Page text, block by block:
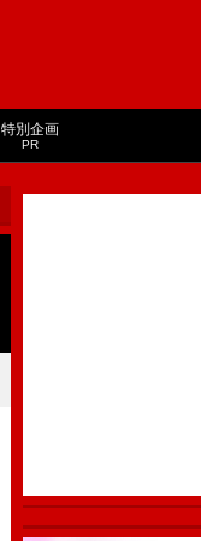
特別企画
PR